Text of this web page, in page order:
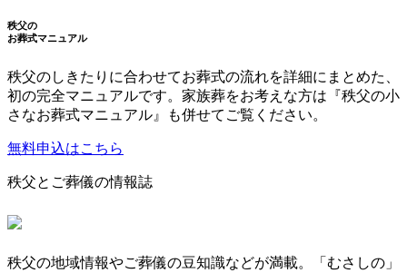
秩父の
お葬式マニュアル
秩父のしきたりに合わせてお葬式の流れを詳細にまとめた、
初の完全マニュアルです。家族葬をお考えな方は『秩父の小
さなお葬式マニュアル』も併せてご覧ください。
無料申込はこちら
秩父とご葬儀の情報誌
秩父の地域情報やご葬儀の豆知識などが満載。「むさしの」